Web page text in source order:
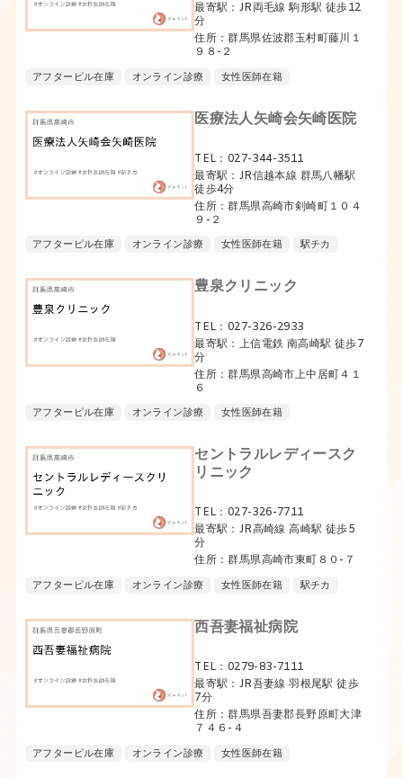
最寄駅：JR両毛線 駒形駅 徒歩12
分
住所：群馬県佐波郡玉村町藤川１
９８-２
アフターピル在庫 オンライン診療 女性医師在籍
医療法人矢崎会矢崎医院
TEL：027-344-3511
最寄駅：JR信越本線 群馬八幡駅
徒歩4分
住所：群馬県高崎市剣崎町１０４
９-２
アフターピル在庫 オンライン診療 女性医師在籍 駅チカ
豊泉クリニック
TEL：027-326-2933
最寄駅：上信電鉄 南高崎駅 徒歩7
分
住所：群馬県高崎市上中居町４１
６
アフターピル在庫 オンライン診療 女性医師在籍
セントラルレディースク
リニック
TEL：027-326-7711
最寄駅：JR高崎線 高崎駅 徒歩5
分
住所：群馬県高崎市東町８０-７
アフターピル在庫 オンライン診療 女性医師在籍 駅チカ
西吾妻福祉病院
TEL：0279-83-7111
最寄駅：JR吾妻線 羽根尾駅 徒歩
7分
住所：群馬県吾妻郡長野原町大津
７４６-４
アフターピル在庫 オンライン診療 女性医師在籍